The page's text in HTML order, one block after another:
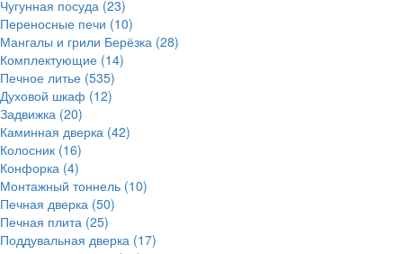
Чугунная посуда (23)
Переносные печи (10)
Мангалы и грили Берёзка (28)
Комплектующие (14)
Печное литье (535)
Духовой шкаф (12)
Задвижка (20)
Каминная дверка (42)
Колосник (16)
Конфорка (4)
Монтажный тоннель (10)
Печная дверка (50)
Печная плита (25)
Поддувальная дверка (17)